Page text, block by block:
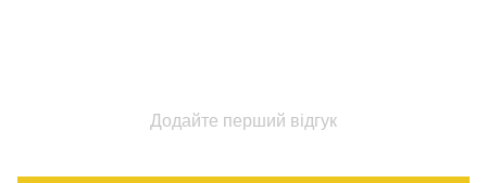
Додайте перший відгук